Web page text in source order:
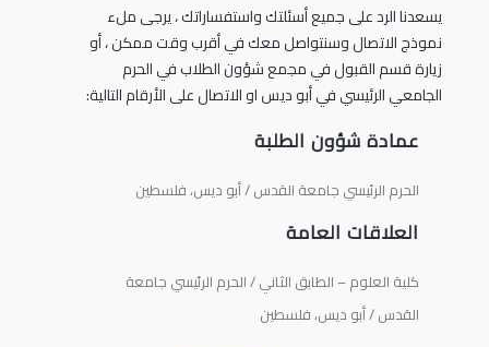
يسعدنا الرد على جميع أسئلتك واستفساراتك ، يرجى ملء
نموذج الاتصال وسنتواصل معك في أقرب وقت ممكن ، أو
زيارة قسم القبول في مجمع شؤون الطلاب في الحرم
الجامعي الرئيسي في أبو ديس او الاتصال على الأرقام التالية:
عمادة شؤون الطلبة
الحرم الرئيسي جامعة القدس / أبو ديس، فلسطين
العلاقات العامة
كلية العلوم – الطابق الثاني / الحرم الرئيسي جامعة
القدس / أبو ديس، فلسطين